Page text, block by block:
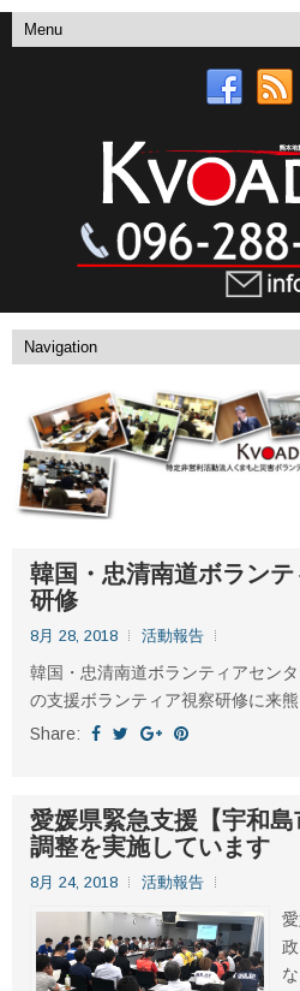
韓国・忠清南道ボラン
研修
8月 28, 2018 活動報告
韓国・忠清南道ボランティアセン
の支援ボランティア視察研修に来
Share:
愛媛県緊急支援【宇和
調整を実施しています
8月 24, 2018 活動報告